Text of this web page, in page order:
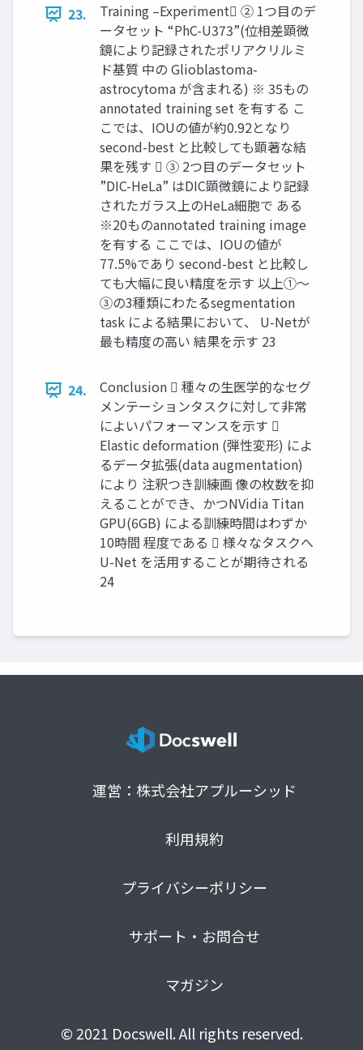
23.
Training –Experiment ② 1つ目のデ
ータセット “PhC-U373”(位相差顕微
鏡により記録されたポリアクリルミ
ド基質 中の Glioblastoma-
astrocytoma が含まれる) ※ 35もの
annotated training set を有する こ
こでは、IOUの値が約0.92となり
second-best と比較しても顕著な結
果を残す  ③ 2つ目のデータセット
”DIC-HeLa” はDIC顕微鏡により記録
されたガラス上のHeLa細胞で ある
※20ものannotated training image
を有する ここでは、IOUの値が
77.5%であり second-best と比較し
ても大幅に良い精度を示す 以上①～
③の3種類にわたるsegmentation
task による結果において、 U-Netが
最も精度の高い 結果を示す 23
24.
Conclusion  種々の生医学的なセグ
メンテーションタスクに対して非常
によいパフォーマンスを示す 
Elastic deformation (弾性変形) によ
るデータ拡張(data augmentation)
により 注釈つき訓練画 像の枚数を抑
えることができ、かつNVidia Titan
GPU(6GB) による訓練時間はわずか
10時間 程度である  様々なタスクへ
U-Net を活用することが期待される
24
運営：株式会社アプルーシッド
利用規約
プライバシーポリシー
サポート・お問合せ
マガジン
© 2021 Docswell. All rights reserved.